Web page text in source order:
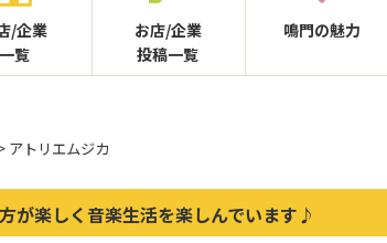
/企業
一覧
お店/企業
投稿一覧
鳴門の魅力
アトリエムジカ
が楽しく音楽生活を楽しんでいます♪